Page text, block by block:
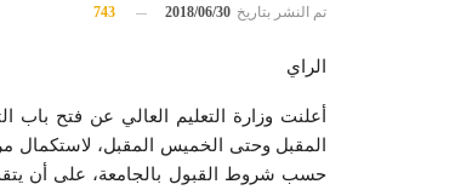
تم النشر بتاريخ 2018/06/30
الراي
أعلنت وزارة التعليم العالي عن فتح باب
حسب شروط القبول بالجامعة، على أن